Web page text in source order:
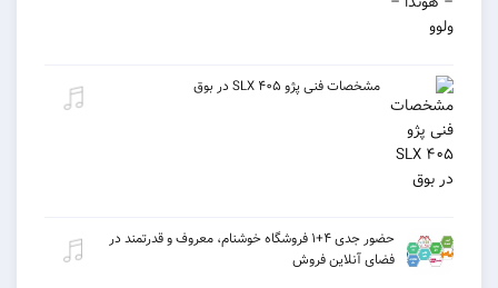
مشخصات فنی پژو ۴۰۵ SLX در بوق
حضور جدی ۴+۱ فروشگاه خوشنام، معروف و قدرتمند در
فضای آنلاین فروش